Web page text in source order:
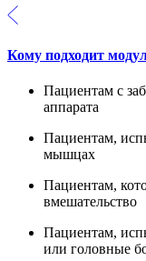
Кому подходит
Пациентам с
аппарата
Пациентам,
мышцах
Пациентам,
вмешательство
Пациентам,
или головные